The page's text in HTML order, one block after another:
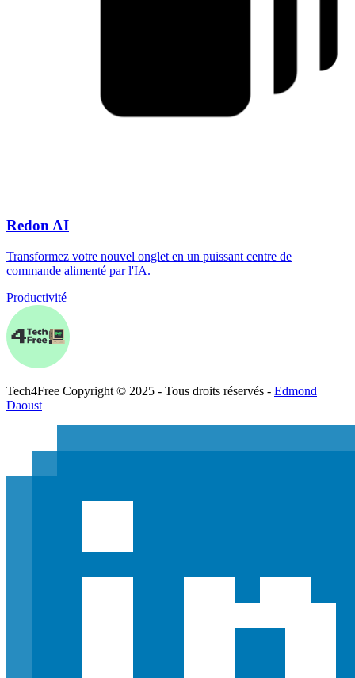
Redon AI
Transformez votre nouvel onglet en un puissant centre de
commande alimenté par l'IA.
Productivité
Tech4Free Copyright © 2025 - Tous droits réservés - Edmond
Daoust